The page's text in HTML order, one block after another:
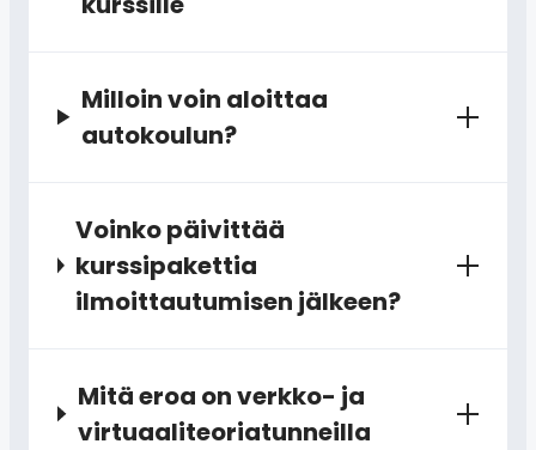
Milloin voin aloittaa
autokoulun?
Voinko päivittää
kurssipakettia
ilmoittautumisen jälkeen?
Mitä eroa on verkko- ja
virtuaaliteoriatunneilla